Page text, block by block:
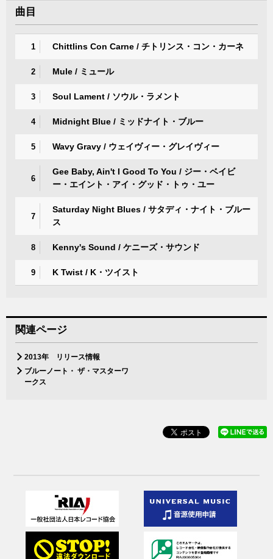
曲目
1 Chittlins Con Carne / チトリンス・コン・カーネ
2 Mule / ミュール
3 Soul Lament / ソウル・ラメント
4 Midnight Blue / ミッドナイト・ブルー
5 Wavy Gravy / ウェイヴィー・グレイヴィー
6
Gee Baby, Ain't I Good To You / ジー・ベイビ
ー・エイント・アイ・グッド・トゥ・ユー
7
Saturday Night Blues / サタディ・ナイト・ブルー
ス
8 Kenny's Sound / ケニーズ・サウンド
9 K Twist / K・ツイスト
関連ページ
2013年 リリース情報
ブルーノート・ ザ・マスターワ
ークス